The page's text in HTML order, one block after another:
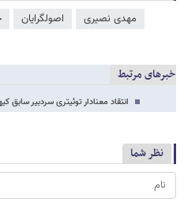
مهدی نصیری اصولگرایان
خبرهای مرتبط
انتقاد معنادار توئیتری سردبیر
نظر شما